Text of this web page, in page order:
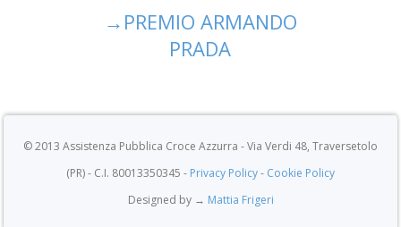
→ PREMIO ARMANDO
PRADA
© 2013 Assistenza Pubblica Croce Azzurra - Via Verdi 48, Traversetolo
(PR) - C.I. 80013350345 - Privacy Policy- Cookie Policy
Designed by → Mattia Frigeri